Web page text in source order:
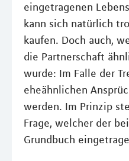
eingetragenen
kann sich natürlich
kaufen. Doch auch,
die Partnerschaft
wurde: Im Falle der
eheähnlichen
werden. Im Prinzip
Frage, welcher der
Grundbuch